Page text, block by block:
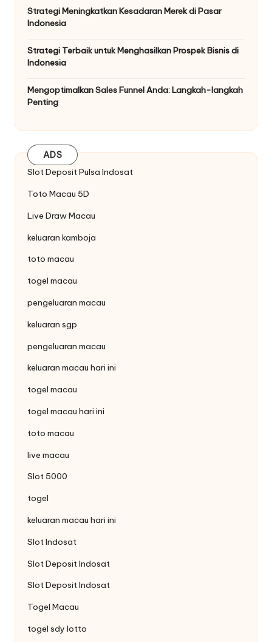
Strategi Meningkatkan Kesadaran Merek di Pasar
Indonesia
Strategi Terbaik untuk Menghasilkan Prospek Bisnis di
Indonesia
Mengoptimalkan Sales Funnel Anda: Langkah-langkah
Penting
ADS
Slot Deposit Pulsa Indosat
Toto Macau 5D
Live Draw Macau
keluaran kamboja
toto macau
togel macau
pengeluaran macau
keluaran sgp
pengeluaran macau
keluaran macau hari ini
togel macau
togel macau hari ini
toto macau
live macau
Slot 5000
togel
keluaran macau hari ini
Slot Indosat
Slot Deposit Indosat
Slot Deposit Indosat
Togel Macau
togel sdy lotto